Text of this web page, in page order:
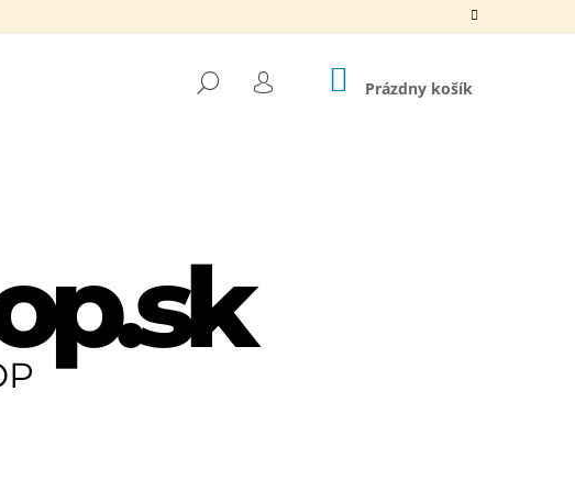
HĽADAŤ
PRIHLÁSENIE
NÁKUPNÝ
KOŠÍK
Prázdny košík